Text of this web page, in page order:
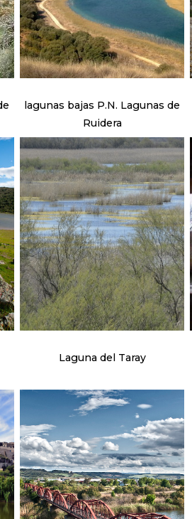
lagunas bajas P.N. Lagunas de
Ruidera
Laguna del Taray